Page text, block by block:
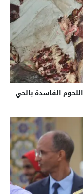
الفاسدة بالحي